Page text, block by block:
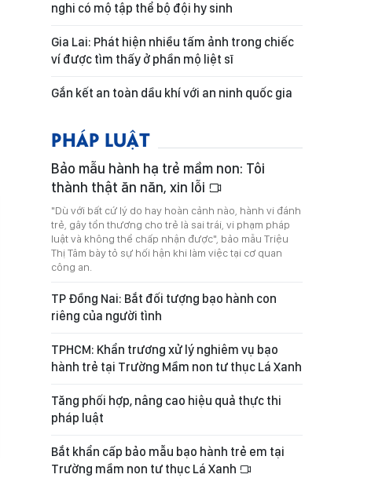
nghi có mộ tập thể bộ đội hy sinh
Gia Lai: Phát hiện nhiều tấm ảnh trong chiếc
ví được tìm thấy ở phần mộ liệt sĩ
Gắn kết an toàn dầu khí với an ninh quốc gia
PHÁP LUẬT
Bảo mẫu hành hạ trẻ mầm non: Tôi
thành thật ăn năn, xin lỗi
"Dù với bất cứ lý do hay hoàn cảnh nào, hành vi đánh
trẻ, gây tổn thương cho trẻ là sai trái, vi phạm pháp
luật và không thể chấp nhận được", bảo mẫu Triệu
Thị Tâm bày tỏ sự hối hận khi làm việc tại cơ quan
công an.
TP Đồng Nai: Bắt đối tượng bạo hành con
riêng của người tình
TPHCM: Khẩn trương xử lý nghiêm vụ bạo
hành trẻ tại Trường Mầm non tư thục Lá Xanh
Tăng phối hợp, nâng cao hiệu quả thực thi
pháp luật
Bắt khẩn cấp bảo mẫu bạo hành trẻ em tại
Trường mầm non tư thục Lá Xanh